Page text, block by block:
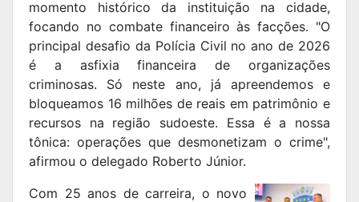
momento histórico da instituição na cidade,
focando no combate financeiro às facções. "O
principal desafio da Polícia Civil no ano de 2026
é a asfixia financeira de organizações
criminosas. Só neste ano, já apreendemos e
bloqueamos 16 milhões de reais em patrimônio e
recursos na região sudoeste. Essa é a nossa
tônica: operações que desmonetizam o crime",
afirmou o delegado Roberto Júnior.
Com 25 anos de carreira, o novo